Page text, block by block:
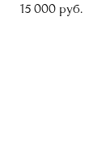
15 000 pуб.